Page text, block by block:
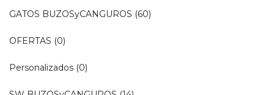
GATOS BUZOSyCANGUROS (60)
OFERTAS (0)
Personalizados (0)